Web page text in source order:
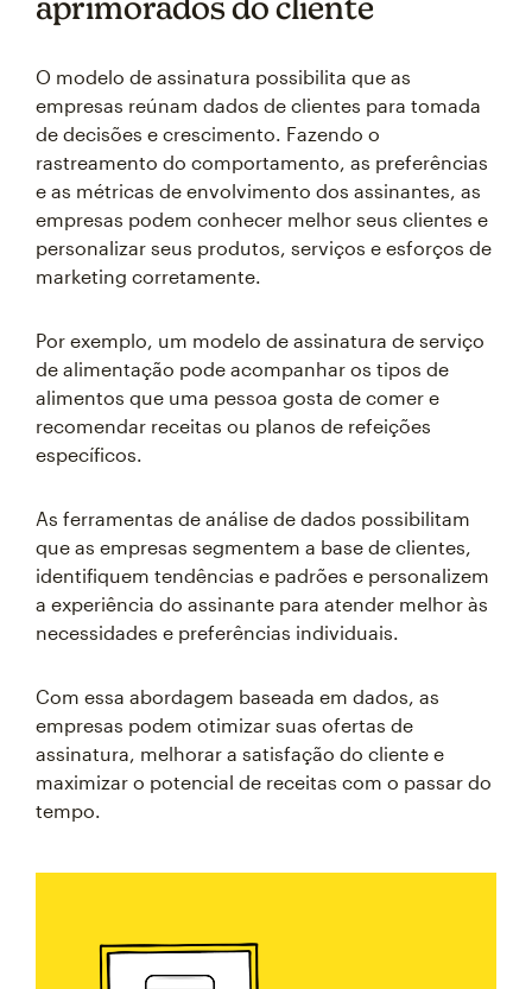
O modelo de assinatura possibilita que as
empresas reúnam dados de clientes para tomada
de decisões e crescimento. Fazendo o
rastreamento do comportamento, as preferências
e as métricas de envolvimento dos assinantes, as
empresas podem conhecer melhor seus clientes e
personalizar seus produtos, serviços e esforços de
marketing corretamente.
Por exemplo, um modelo de assinatura de serviço
de alimentação pode acompanhar os tipos de
alimentos que uma pessoa gosta de comer e
recomendar receitas ou planos de refeições
específicos.
As ferramentas de análise de dados possibilitam
que as empresas segmentem a base de clientes,
identifiquem tendências e padrões e personalizem
a experiência do assinante para atender melhor às
necessidades e preferências individuais.
Com essa abordagem baseada em dados, as
empresas podem otimizar suas ofertas de
assinatura, melhorar a satisfação do cliente e
maximizar o potencial de receitas com o passar do
tempo.